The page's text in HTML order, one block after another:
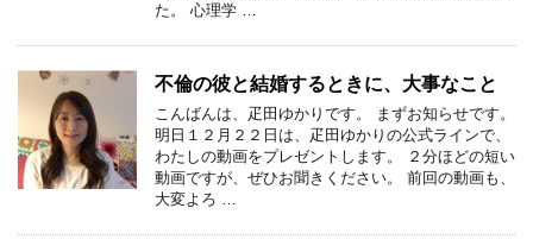
た。 心理学 …
不倫の彼と結婚するときに、大事なこと
こんばんは、疋田ゆかりです。 まずお知らせです。
明日１２月２２日は、疋田ゆかりの公式ラインで、
わたしの動画をプレゼントします。 ２分ほどの短い
動画ですが、ぜひお聞きください。 前回の動画も、
大変よろ …